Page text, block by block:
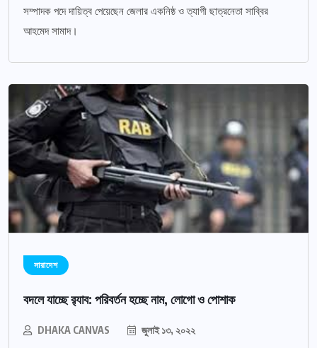
সম্পাদক পদে দায়িত্ব পেয়েছেন জেলার একনিষ্ঠ ও ত্যাগী ছাত্রনেতা সাব্বির
আহমেদ সামাদ।
সারাদেশ
বদলে যাচ্ছে র‌্যাব: পরিবর্তন হচ্ছে নাম, লোগো ও পোশাক
DHAKA CANVAS জুলাই ১৩, ২০২২